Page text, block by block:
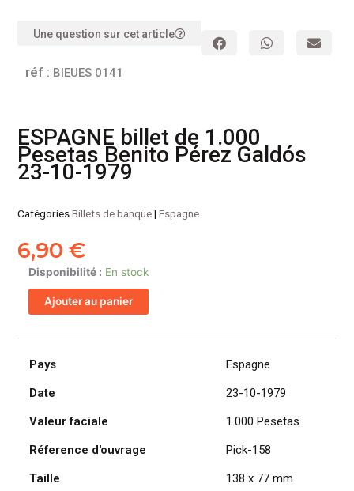
Une question sur cet article
réf : BIEUES 0141
ESPAGNE billet de 1.000
Pesetas Benito Pérez Galdós
23-10-1979
CatégoriesBillets de banque|Espagne
6,90€
Disponibilité : En stock
quantité
de
ESPAGNE
de
1.000
Benito
Galdós
23-
1979
Ajouter au panier
Pays
Espagne
Date
23-10-1979
Valeur faciale
1.000 Pesetas
Réference d'ouvrage
Pick-158
Taille
138 x 77 mm